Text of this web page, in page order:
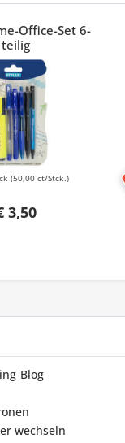
Office-Set 6-
teilig
3,50
(50,00 ct/Stck.)
wechseln